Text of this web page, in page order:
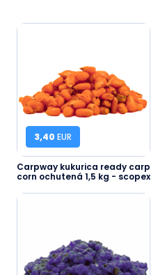
3,40 EUR
Carpway kukurica ready carp
corn ochutená 1,5 kg - scopex